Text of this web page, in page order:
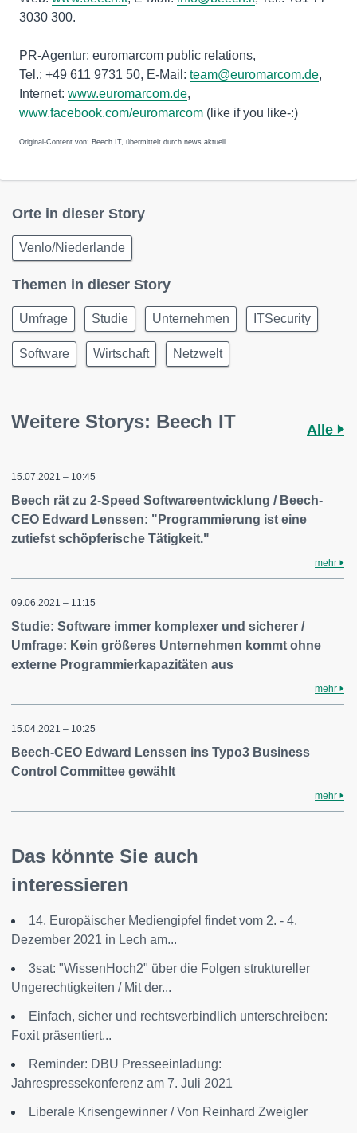
3030 300.
PR-Agentur: euromarcom public relations,
Tel.: +49 611 9731 50, E-Mail: team@euromarcom.de,
Internet: www.euromarcom.de,
www.facebook.com/euromarcom (like if you like-:)
Original-Content von: Beech IT, übermittelt durch news aktuell
Orte in dieser Story
Venlo/Niederlande
Themen in dieser Story
Umfrage Studie Unternehmen ITSecurity
Software Wirtschaft Netzwelt
Weitere Storys: Beech IT Alle
15.07.2021 – 10:45
Beech rät zu 2-Speed Softwareentwicklung / Beech-
CEO Edward Lenssen: "Programmierung ist eine
zutiefst schöpferische Tätigkeit."
mehr
09.06.2021 – 11:15
Studie: Software immer komplexer und sicherer /
Umfrage: Kein größeres Unternehmen kommt ohne
externe Programmierkapazitäten aus
mehr
15.04.2021 – 10:25
Beech-CEO Edward Lenssen ins Typo3 Business
Control Committee gewählt
mehr
Das könnte Sie auch
interessieren
14. Europäischer Mediengipfel findet vom 2. - 4.
Dezember 2021 in Lech am...
3sat: "WissenHoch2" über die Folgen struktureller
Ungerechtigkeiten / Mit der...
Einfach, sicher und rechtsverbindlich unterschreiben:
Foxit präsentiert...
Reminder: DBU Presseeinladung:
Jahrespressekonferenz am 7. Juli 2021
Liberale Krisengewinner / Von Reinhard Zweigler